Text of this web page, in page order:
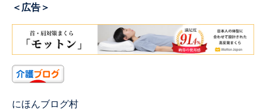
＜広告＞
にほんブログ村